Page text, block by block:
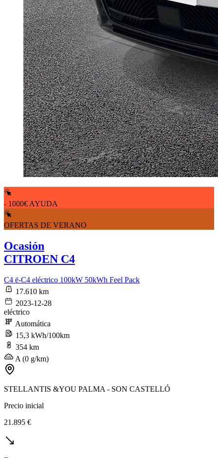
- 1000€ AYUDA
OFERTAS DE VERANO
Ocasión
CITROEN C4
C4 ë-C4 eléctrico 100kW 50kWh Feel Pack
17.610 km
2023-12-28
eléctrico
Automática
15,3 kWh/100km
354 km
A (0 g/km)
STELLANTIS &YOU PALMA - SON CASTELLÓ
Precio inicial
21.895 €